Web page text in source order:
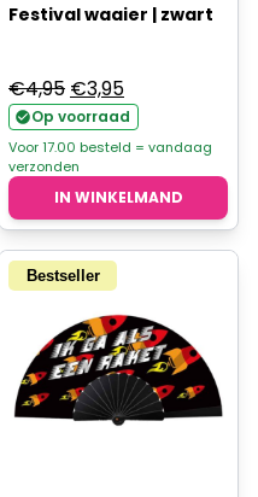
Festival waaier | zwart
€4,95 Oorspronkelijke
prijs
was:
€4,95.
€3,95Huidige
prijs
is:
€3,95.
Op voorraad
Voor 17.00 besteld = vandaag
verzonden
IN WINKELMAND
Bestseller